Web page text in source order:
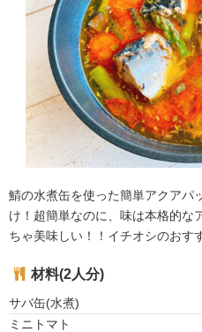
鯖の水煮缶を使った簡単アクアパ
け！超簡単なのに、味は本格的な
ちゃ美味しい！！イチオシのおす
材料(2人分)
サバ缶(水煮)
ミニトマト